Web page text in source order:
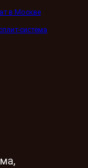
в Москве
система